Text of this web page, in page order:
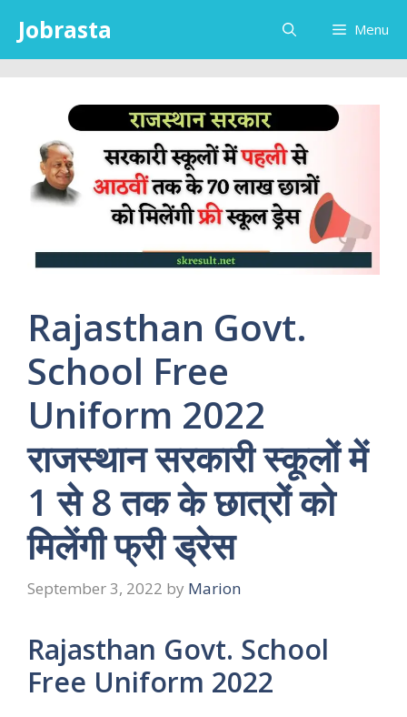
content
Jobrasta Menu
Rajasthan Govt.
School Free
Uniform 2022
राजस्थान सरकारी स्कूलों में
1 से 8 तक के छात्रों को
मिलेंगी फ्री ड्रेस
September 3, 2022 by Marion
Rajasthan Govt. School
Free Uniform 2022